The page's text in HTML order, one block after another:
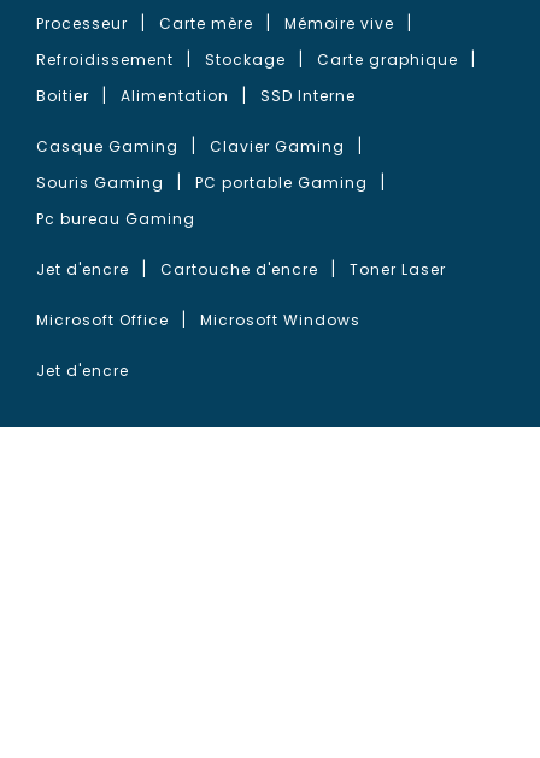
Processeur Carte mère
Mémoire vive
Refroidissement
Stockage
Carte graphique
Boitier
Alimentation SSD Interne
Casque Gaming
Clavier Gaming
Souris Gaming
PC portable Gaming
Pc bureau Gaming
Jet d'encre Cartouche d'encre Toner Laser
Microsoft Office Microsoft Windows
Jet d'encre